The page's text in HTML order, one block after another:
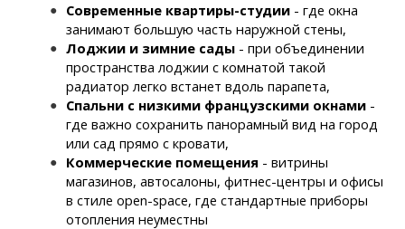
Современные квартиры-студии - где окна
занимают большую часть наружной стены,
Лоджии и зимние сады - при объединении
пространства лоджии с комнатой такой
радиатор легко встанет вдоль парапета,
Спальни с низкими французскими окнами -
где важно сохранить панорамный вид на город
или сад прямо с кровати,
Коммерческие помещения - витрины
магазинов, автосалоны, фитнес-центры и офисы
в стиле open-space, где стандартные приборы
отопления неуместны